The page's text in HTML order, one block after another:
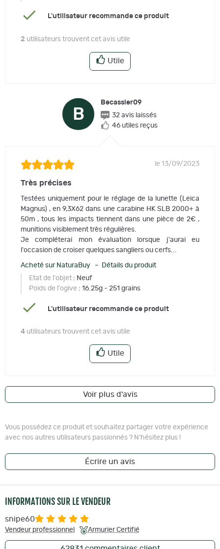
L'utilisateur recommande ce produit
2 utilisateurs trouvent cet avis utile
Utile
B
Becassier09
32 avis laissés
46 utiles reçus
le 13/09/2023
Très précises
Testées uniquement pour le réglage de la lunette (Leica
Magnus) , en 9,3X62 dans une carabine HK SLB 2000+ à
50m , tous les impacts tiennent dans une pièce de 2€ ,
munitions visiblement très régulières.
Je compléterai mon évaluation lorsque j'aurai eu
l'occasion de croiser quelques sangliers ou cerfs...
Acheté sur NaturaBuy – Détails du produit
Etat de l'objet : Neuf
Poids de l'ogive : 16.25g - 251 grains
L'utilisateur recommande ce produit
4 utilisateurs trouvent cet avis utile
Utile
Voir plus d'avis
Vous possédez ce produit et souhaitez partager votre expérience
avec nos autres utilisateurs passionnés ? N'hésitez plus !
Écrire un avis
INFORMATIONS SUR LE VENDEUR
snipe60
Vendeur professionnel Armurier Certifié